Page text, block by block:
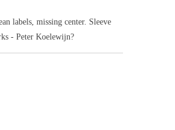
labels, missing center. Sleeve
- Peter Koelewijn?